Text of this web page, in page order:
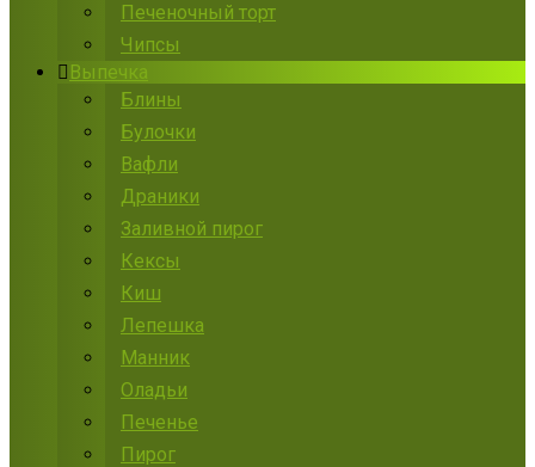
Печеночный торт
Чипсы
Выпечка
Блины
Булочки
Вафли
Драники
Заливной пирог
Кексы
Киш
Лепешка
Манник
Оладьи
Печенье
Пирог